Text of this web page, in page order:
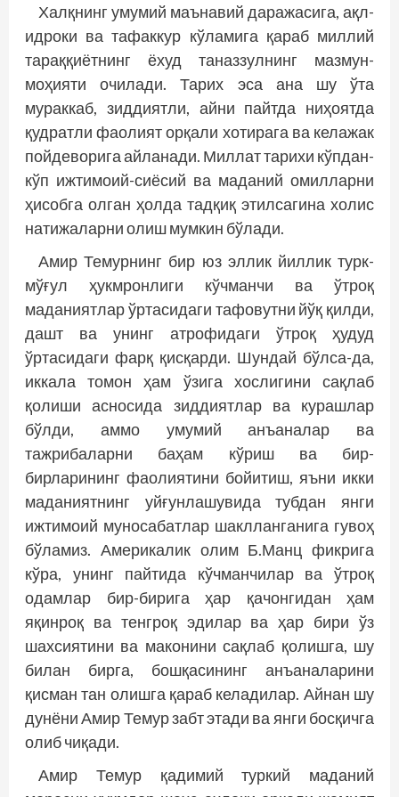
Халқнинг умумий маънавий даражасига, ақл-
идроки ва тафаккур кўламига қараб миллий
тараққиётнинг ёхуд таназзулнинг мазмун-
моҳияти очилади. Тарих эса ана шу ўта
мураккаб, зиддиятли, айни пайтда ниҳоятда
қудратли фаолият орқали хотирага ва келажак
пойдеворига айланади. Миллат тарихи кўпдан-
кўп ижтимоий-сиёсий ва маданий омилларни
ҳисобга олган ҳолда тадқиқ этилсагина холис
натижаларни олиш мумкин бўлади.
Амир Темурнинг бир юз эллик йиллик турк-
мўғул ҳукмронлиги кўчманчи ва ўтроқ
маданиятлар ўртасидаги тафовутни йўқ қилди,
дашт ва унинг атрофидаги ўтроқ ҳудуд
ўртасидаги фарқ қисқарди. Шундай бўлса-да,
иккала томон ҳам ўзига хослигини сақлаб
қолиши асносида зиддиятлар ва курашлар
бўлди, аммо умумий анъаналар ва
тажрибаларни баҳам кўриш ва бир-
бирларининг фаолиятини бойитиш, яъни икки
маданиятнинг уйғунлашувида тубдан янги
ижтимоий муносабатлар шаклланганига гувоҳ
бўламиз. Америкалик олим Б.Манц фикрига
кўра, унинг пайтида кўчманчилар ва ўтроқ
одамлар бир-бирига ҳар қачонгидан ҳам
яқинроқ ва тенгроқ эдилар ва ҳар бири ўз
шахсиятини ва маконини сақлаб қолишга, шу
билан бирга, бошқасининг анъаналарини
қисман тан олишга қараб келадилар. Айнан шу
дунёни Амир Темур забт этади ва янги босқичга
олиб чиқади.
Амир Темур қадимий туркий маданий